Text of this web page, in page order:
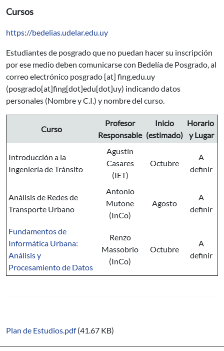
Cursos
https://bedelias.udelar.edu.uy
Estudiantes de posgrado que no puedan hacer su inscripción
por ese medio deben comunicarse con Bedelía de Posgrado, al
correo electrónico posgrado [at] fing.edu.uy
(posgrado[at]fing[dot]edu[dot]uy) indicando datos
personales (Nombre y C.I.) y nombre del curso.
Curso
Profesor
Responsable
Inicio
(estimado)
Horario
y Lugar
Introducción a la
Ingeniería de Tránsito
Agustín
Casares
(IET)
Octubre
A
definir
Análisis de Redes de
Transporte Urbano
Antonio
Mutone
(InCo)
Agosto
A
definir
Fundamentos de
Informática Urbana:
Análisis y
Procesamiento de Datos
Renzo
Massobrio
(InCo)
Octubre
A
definir
Plan de Estudios.pdf (41.67 KB)